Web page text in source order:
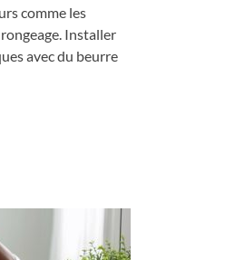
comme les
Installer
avec du beurre